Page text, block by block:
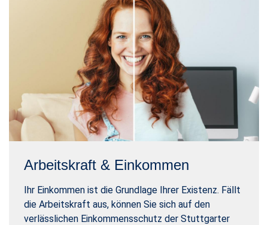
Arbeitskraft & Einkommen
Ihr Einkommen ist die Grundlage Ihrer Existenz. Fällt
die Arbeitskraft aus, können Sie sich auf den
verlässlichen Einkommensschutz der Stuttgarter